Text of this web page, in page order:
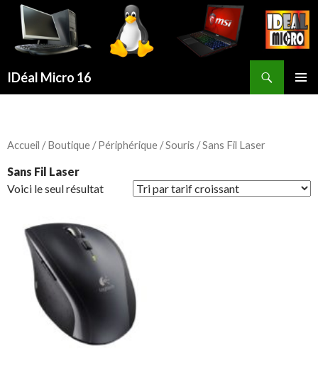
IDéal Micro 16
Accueil /Boutique /Périphérique /Souris / Sans Fil Laser
Sans Fil Laser
Voici le seul résultat